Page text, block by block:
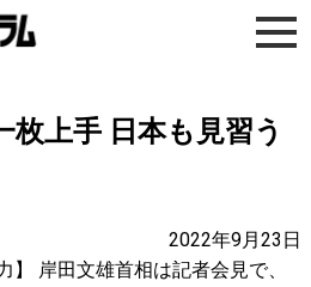
枚上手 日本も見習う
2022年9月23日
】 岸田文雄首相は記者会見で、